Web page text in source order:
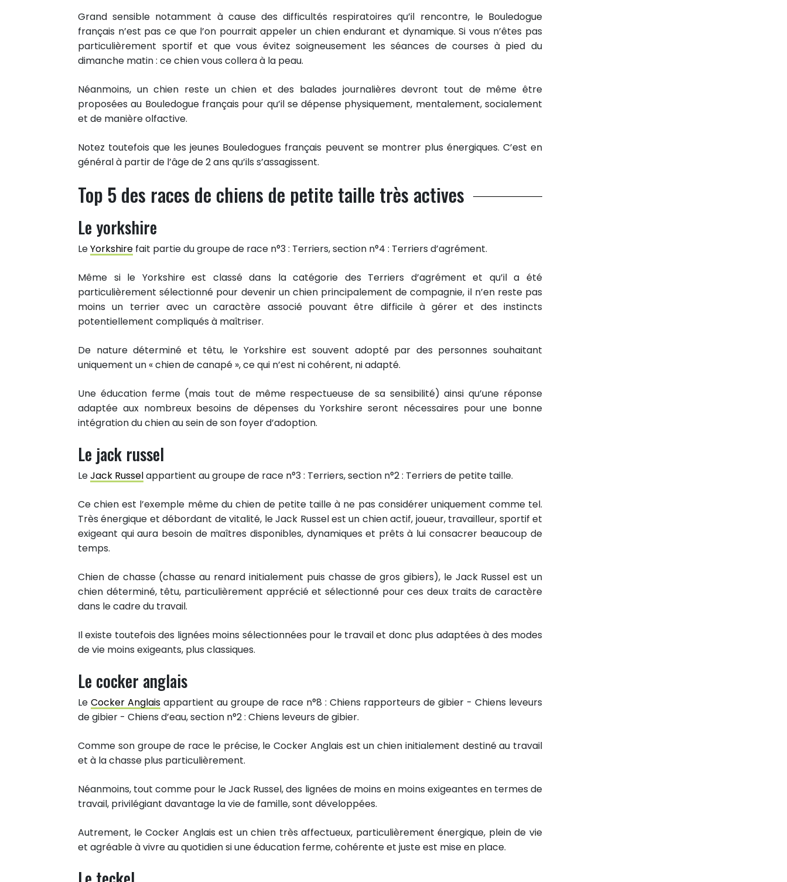
Partager sur Twitter
Epingler sur Pinterest
Grand sensible notamment à cause des difficultés respiratoires qu’il rencontre, le Bouledogue
français n’est pas ce que l’on pourrait appeler un chien endurant et dynamique. Si vous n’êtes pas
particulièrement sportif et que vous évitez soigneusement les séances de courses à pied du
dimanche matin : ce chien vous collera à la peau.
Néanmoins, un chien reste un chien et des balades journalières devront tout de même être
proposées au Bouledogue français pour qu’il se dépense physiquement, mentalement, socialement
et de manière olfactive.
Notez toutefois que les jeunes Bouledogues français peuvent se montrer plus énergiques. C’est en
général à partir de l’âge de 2 ans qu’ils s’assagissent.
Top 5 des races de chiens de petite taille très actives
Le yorkshire
LeYorkshire fait partie du groupe de race n°3 : Terriers, section n°4 : Terriers d’agrément.
Même si le Yorkshire est classé dans la catégorie des Terriers d’agrément et qu’il a été
particulièrement sélectionné pour devenir un chien principalement de compagnie, il n’en reste pas
moins un terrier avec un caractère associé pouvant être difficile à gérer et des instincts
potentiellement compliqués à maîtriser.
De nature déterminé et têtu, le Yorkshire est souvent adopté par des personnes souhaitant
uniquement un « chien de canapé », ce qui n’est ni cohérent, ni adapté.
Une éducation ferme (mais tout de même respectueuse de sa sensibilité) ainsi qu’une réponse
adaptée aux nombreux besoins de dépenses du Yorkshire seront nécessaires pour une bonne
intégration du chien au sein de son foyer d’adoption.
Le jack russel
LeJack Russelappartient au groupe de race n°3 : Terriers, section n°2 : Terriers de petite taille.
Ce chien est l’exemple même du chien de petite taille à ne pas considérer uniquement comme tel.
Très énergique et débordant de vitalité, le Jack Russel est un chien actif, joueur, travailleur, sportif et
exigeant qui aura besoin de maîtres disponibles, dynamiques et prêts à lui consacrer beaucoup de
temps.
Chien de chasse (chasse au renard initialement puis chasse de gros gibiers), le Jack Russel est un
chien déterminé, têtu, particulièrement apprécié et sélectionné pour ces deux traits de caractère
dans le cadre du travail.
Il existe toutefois des lignées moins sélectionnées pour le travail et donc plus adaptées à des modes
de vie moins exigeants, plus classiques.
Le cocker anglais
Le Cocker Anglais appartient au groupe de race n°8 : Chiens rapporteurs de gibier - Chiens leveurs
de gibier - Chiens d’eau, section n°2 : Chiens leveurs de gibier.
Comme son groupe de race le précise, le Cocker Anglais est un chien initialement destiné au travail
et à la chasse plus particulièrement.
Néanmoins, tout comme pour le Jack Russel, des lignées de moins en moins exigeantes en termes de
travail, privilégiant davantage la vie de famille, sont développées.
Autrement, le Cocker Anglais est un chien très affectueux, particulièrement énergique, plein de vie
et agréable à vivre au quotidien si une éducation ferme, cohérente et juste est mise en place.